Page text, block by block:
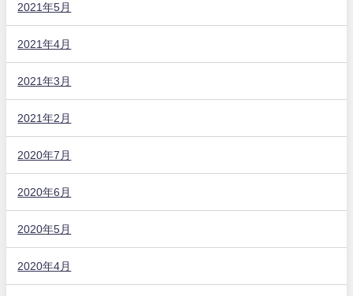
2021年5月
2021年4月
2021年3月
2021年2月
2020年7月
2020年6月
2020年5月
2020年4月